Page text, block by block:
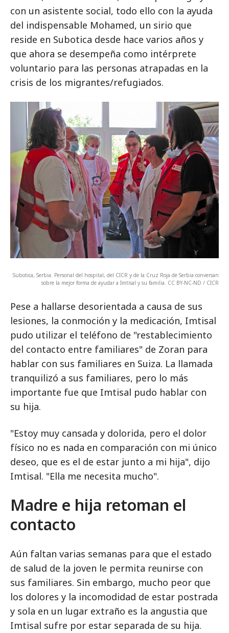
con un asistente social, todo ello con la ayuda
del indispensable Mohamed, un sirio que
reside en Subotica desde hace varios años y
que ahora se desempeña como intérprete
voluntario para las personas atrapadas en la
crisis de los migrantes/refugiados.
Subotica, Serbia. Personal del hospital, del CICR y de la Cruz Roja de Serbia conversan
sobre la mejor forma de ayudar a Imtisal y su familia. CC BY-NC-ND / CICR
Pese a hallarse desorientada a causa de sus
lesiones, la conmoción y la medicación, Imtisal
pudo utilizar el teléfono de "restablecimiento
del contacto entre familiares" de Zoran para
hablar con sus familiares en Suiza. La llamada
tranquilizó a sus familiares, pero lo más
importante fue que Imtisal pudo hablar con
su hija.
"Estoy muy cansada y dolorida, pero el dolor
físico no es nada en comparación con mi único
deseo, que es el de estar junto a mi hija", dijo
Imtisal. "Ella me necesita mucho".
Madre e hija retoman el
contacto
Aún faltan varias semanas para que el estado
de salud de la joven le permita reunirse con
sus familiares. Sin embargo, mucho peor que
los dolores y la incomodidad de estar postrada
y sola en un lugar extraño es la angustia que
Imtisal sufre por estar separada de su hija.